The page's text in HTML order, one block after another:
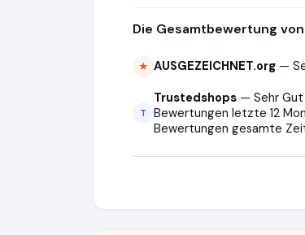
Die Gesamtbewertung
★ AUSGEZEICHNET.org —
T
Trustedshops — Sehr Gut
Bewertungen letzte 12
Bewertungen gesamte